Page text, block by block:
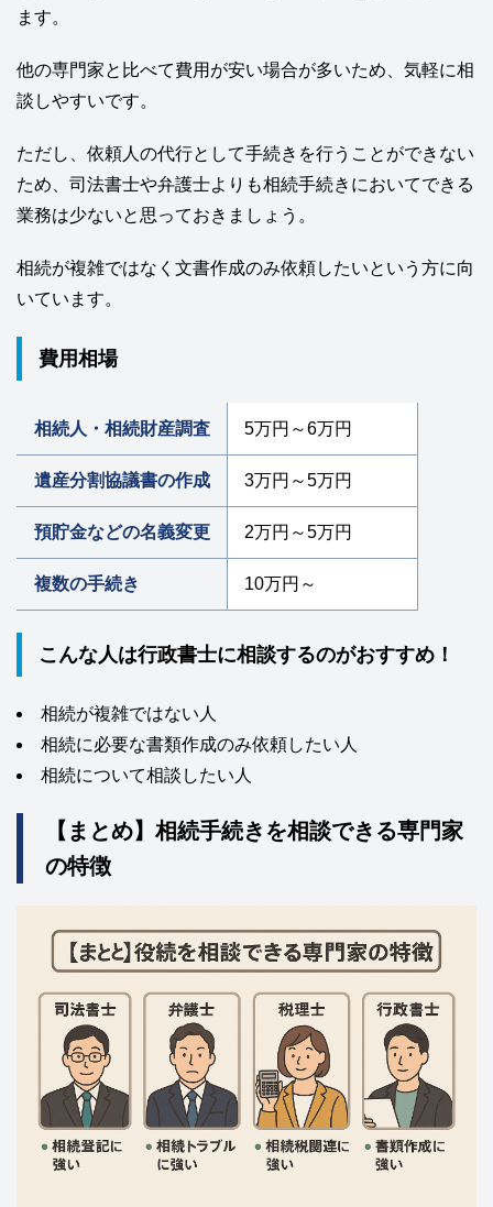
ます。
他の専門家と比べて費用が安い場合が多いため、気軽に相
談しやすいです。
ただし、依頼人の代行として手続きを行うことができない
ため、司法書士や弁護士よりも相続手続きにおいてできる
業務は少ないと思っておきましょう。
相続が複雑ではなく文書作成のみ依頼したいという方に向
いています。
費用相場
相続人・相続財産調査 5万円～6万円
遺産分割協議書の作成 3万円～5万円
預貯金などの名義変更 2万円～5万円
複数の手続き 10万円～
こんな人は行政書士に相談するのがおすすめ！
相続が複雑ではない人
相続に必要な書類作成のみ依頼したい人
相続について相談したい人
【まとめ】相続手続きを相談できる専門家
の特徴